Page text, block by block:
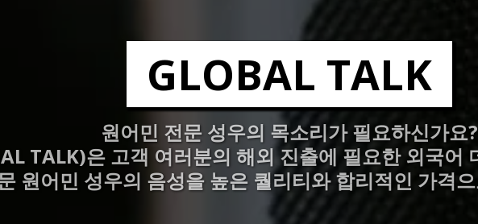
GLOBAL TALK
원어민 전문 성우의 목소리가 필요하신가요?
TALK)은 고객 여러분의 해외 진출에 필요한 외국어
원어민 성우의 음성을 높은 퀄리티와 합리적인 가격